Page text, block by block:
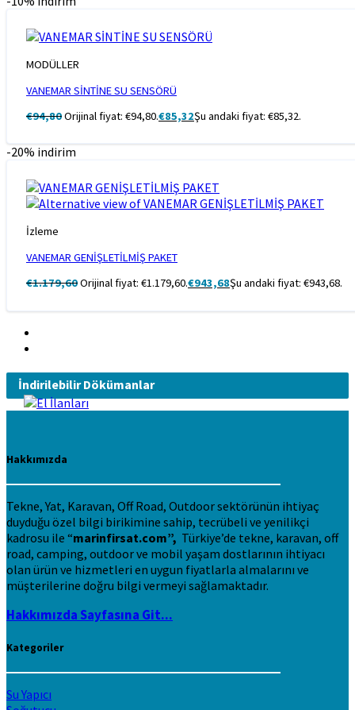
MODÜLLER
VANEMAR SİNTİNE SU SENSÖRÜ
€94,80Orijinal fiyat: €94,80.€85,32Şu andaki fiyat: €85,32.
-20% indirim
İzleme
VANEMAR GENİŞLETİLMİŞ PAKET
€1.179,60Orijinal fiyat: €1.179,60.€943,68Şu andaki fiyat: €943,68.
İndirilebilir Dökümanlar
Hakkımızda
Tekne, Yat, Karavan, Off Road, Outdoor sektörünün ihtiyaç
duyduğu özel bilgi birikimine sahip, tecrübeli ve yenilikçi
kadrosu ile “marinfirsat.com”, Türkiye’de tekne, karavan, off
road, camping, outdoor ve mobil yaşam dostlarının ihtiyacı
olan ürün ve hizmetleri en uygun fiyatlarla almalarını ve
müşterilerine doğru bilgi vermeyi sağlamaktadır.
Hakkımızda Sayfasına Git...
Kategoriler
Su Yapıcı